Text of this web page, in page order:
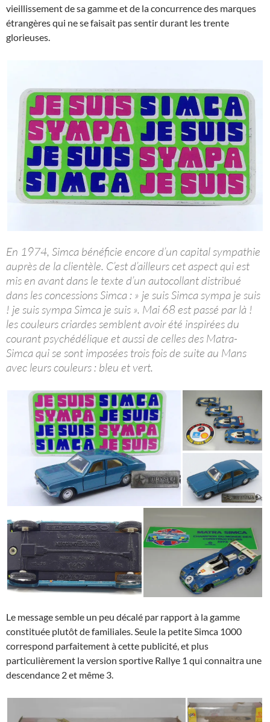
vieillissement de sa gamme et de la concurrence des marques
étrangères qui ne se faisait pas sentir durant les trente
glorieuses.
En 1974, Simca bénéficie encore d’un capital sympathie
auprès de la clientèle. C’est d’ailleurs cet aspect qui est
mis en avant dans le texte d’un autocollant distribué
dans les concessions Simca : » je suis Simca sympa je suis
! je suis sympa Simca je suis ». Mai 68 est passé par là !
les couleurs criardes semblent avoir été inspirées du
courant psychédélique et aussi de celles des Matra-
Simca qui se sont imposées trois fois de suite au Mans
avec leurs couleurs : bleu et vert.
Le message semble un peu décalé par rapport à la gamme
constituée plutôt de familiales. Seule la petite Simca 1000
correspond parfaitement à cette publicité, et plus
particulièrement la version sportive Rallye 1 qui connaitra une
descendance 2 et même 3.